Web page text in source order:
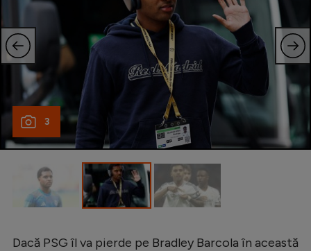
Formula 1
Gimnastică
Ciclism
Alte sporturi
JO 2024
JO 2026
3
Dacă PSG îl va pierde pe Bradley Barcola în această